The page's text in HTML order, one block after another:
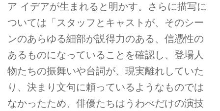
ア イデアが生まれると明かす。さらに描写に
ついては「スタッフとキャストが、そのシー
ンのあらゆる細部が説得力のある、信憑性の
あるものになっていることを確認し、登場人
物たちの振舞いや台詞が、現実離れしていた
り、決まり文句に頼っているようなものでは
なかったため、俳優たちはうわべだけの演技